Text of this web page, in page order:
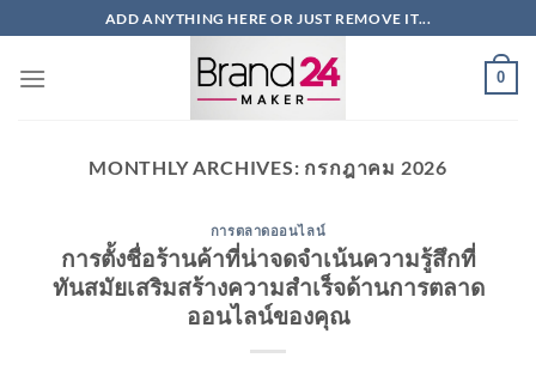
ไป
ADD ANYTHING HERE OR JUST REMOVE IT...
0
MONTHLY ARCHIVES: กรกฎาคม 2026
การตลาดออนไลน์
การตั้งชื่อร้านค้าที่น่าจดจำเน้นความรู้สึกที่
ทันสมัยเสริมสร้างความสำเร็จด้านการตลาด
ออนไลน์ของคุณ